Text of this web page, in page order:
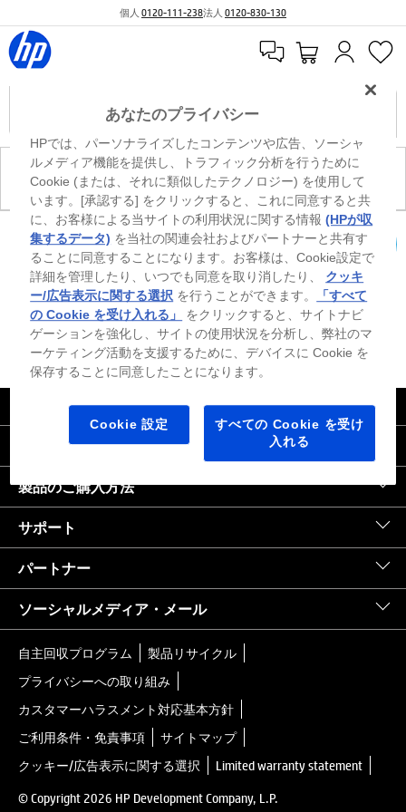
個人 0120-111-238法人 0120-830-130
現在、このカテゴリには商品がありません。
カートを確認
※ Windowsのすべてのエディションまたはバージョンで、すべての機能を使用でき
るわけではありません。Windowsの機能を最大限に活用するには、システムのハ
ードウェア、ドライバー、ソフトウェアのアップグレードおよび/または別途購
入、あるいはBIOSのアップデートが必要になる場合があります。Windowsは自動
的にアップデートされ、有効になります。高速インターネットとMicrosoftアカウ
ントが必要になります。ISPの料金が適用され、今後アップデートの際に要件が追
加される場合があります。http://www.windows.com 外部リンクアイコンをご覧く
ださい。
｜United States HP.com
会社情報
製品のご購入方法
サポート
パートナー
ソーシャルメディア・メール
自主回収プログラム
製品リサイクル
プライバシーへの取り組み
カスタマーハラスメント対応基本方針
ご利用条件・免責事項
サイトマップ
クッキー/広告表示に関する選択
Limited warranty statement
© Copyright 2026 HP Development Company, L.P.
あなたのプライバシー
HPでは、パーソナライズしたコンテンツや広告、ソーシャ
ルメディア機能を提供し、トラフィック分析を行うために
Cookie (または、それに類似したテクノロジー) を使用して
います。[承認する] をクリックすると、これに同意すると共
に、お客様による当サイトの利用状況に関する情報(HPが収
集するデータ) を当社の関連会社およびパートナーと共有す
ることに同意することになります。お客様は、Cookie設定で
詳細を管理したり、いつでも同意を取り消したり、 クッキ
ー/広告表示に関する選択 を行うことができます。
「すべて
の Cookie を受け入れる」
をクリックすると、サイトナビ
ゲーションを強化し、サイトの使用状況を分析し、弊社のマ
ーケティング活動を支援するために、デバイスに Cookie を
保存することに同意したことになります。
Cookie 設定
すべての Cookie を受け
入れる